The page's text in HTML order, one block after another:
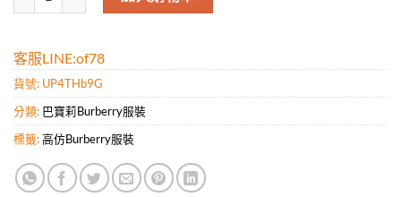
客服LINE:of78
貨號: UP4THb9G
分類: 巴寶莉Burberry服裝
標籤:高仿Burberry服裝